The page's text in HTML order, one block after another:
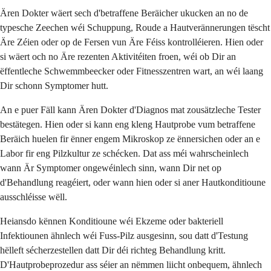
Ären Dokter wäert sech d'betraffene Beräicher ukucken an no de
typesche Zeechen wéi Schuppung, Roude a Hautverännerungen tëscht
Äre Zéien oder op de Fersen vun Äre Féiss kontrolléieren. Hien oder
si wäert och no Äre rezenten Aktivitéiten froen, wéi ob Dir an
ëffentleche Schwemmbeecker oder Fitnesszentren wart, an wéi laang
Dir schonn Symptomer hutt.
An e puer Fäll kann Ären Dokter d'Diagnos mat zousätzleche Tester
bestätegen. Hien oder si kann eng kleng Hautprobe vum betraffene
Beräich huelen fir ënner engem Mikroskop ze ënnersichen oder an e
Labor fir eng Pilzkultur ze schécken. Dat ass méi wahrscheinlech
wann Är Symptomer ongewéinlech sinn, wann Dir net op
d'Behandlung reagéiert, oder wann hien oder si aner Hautkonditioune
ausschléisse wëll.
Heiansdo kënnen Konditioune wéi Ekzeme oder bakteriell
Infektiounen ähnlech wéi Fuss-Pilz ausgesinn, sou datt d'Testung
hëlleft sécherzestellen datt Dir déi richteg Behandlung kritt.
D'Hautprobeprozedur ass séier an nëmmen liicht onbequem, ähnlech